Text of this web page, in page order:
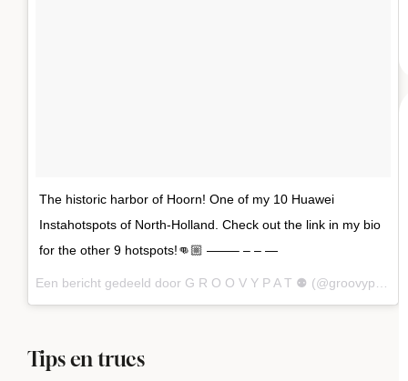
The historic harbor of Hoorn! One of my 10 Huawei
Instahotspots of North-Holland. Check out the link in my bio
for the other 9 hotspots!👊🏼 ——– – – —
Tips en trucs